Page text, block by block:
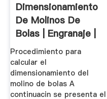
Dimensionamiento
De Molinos De
Bolas | Engranaje |
Energía ...
Procedimiento para
calcular el
dimensionamiento del
molino de bolas A
continuacin se presenta el